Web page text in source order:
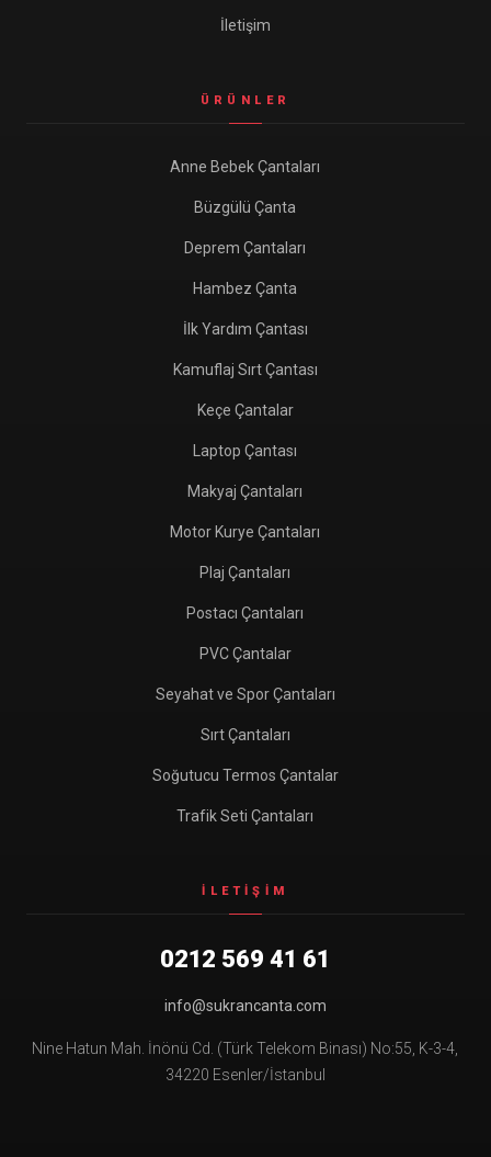
İletişim
ÜRÜNLER
Anne Bebek Çantaları
Büzgülü Çanta
Deprem Çantaları
Hambez Çanta
İlk Yardım Çantası
Kamuflaj Sırt Çantası
Keçe Çantalar
Laptop Çantası
Makyaj Çantaları
Motor Kurye Çantaları
Plaj Çantaları
Postacı Çantaları
PVC Çantalar
Seyahat ve Spor Çantaları
Sırt Çantaları
Soğutucu Termos Çantalar
Trafik Seti Çantaları
İLETIŞIM
0212 569 41 61
info@sukrancanta.com
Nine Hatun Mah. İnönü Cd. (Türk Telekom Binası) No:55, K-3-4,
34220 Esenler/İstanbul